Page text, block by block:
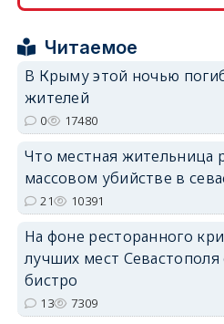
Читаемое
В Крыму этой ночью
жителей
0 17480
Что местная жительница
массовом убийстве в
21 10391
На фоне ресторанного
лучших мест
бистро
13 7309